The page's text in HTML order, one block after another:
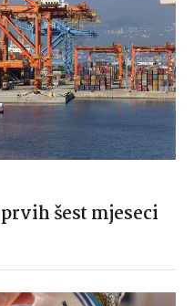
šest mjeseci